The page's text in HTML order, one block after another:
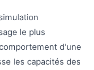
le plus
d'une
les capacités des